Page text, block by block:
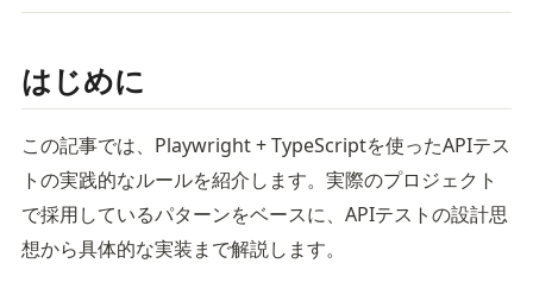
はじめに
この記事では、Playwright + TypeScriptを使ったAPIテス
トの実践的なルールを紹介します。実際のプロジェクト
で採用しているパターンをベースに、APIテストの設計思
想から具体的な実装まで解説します。